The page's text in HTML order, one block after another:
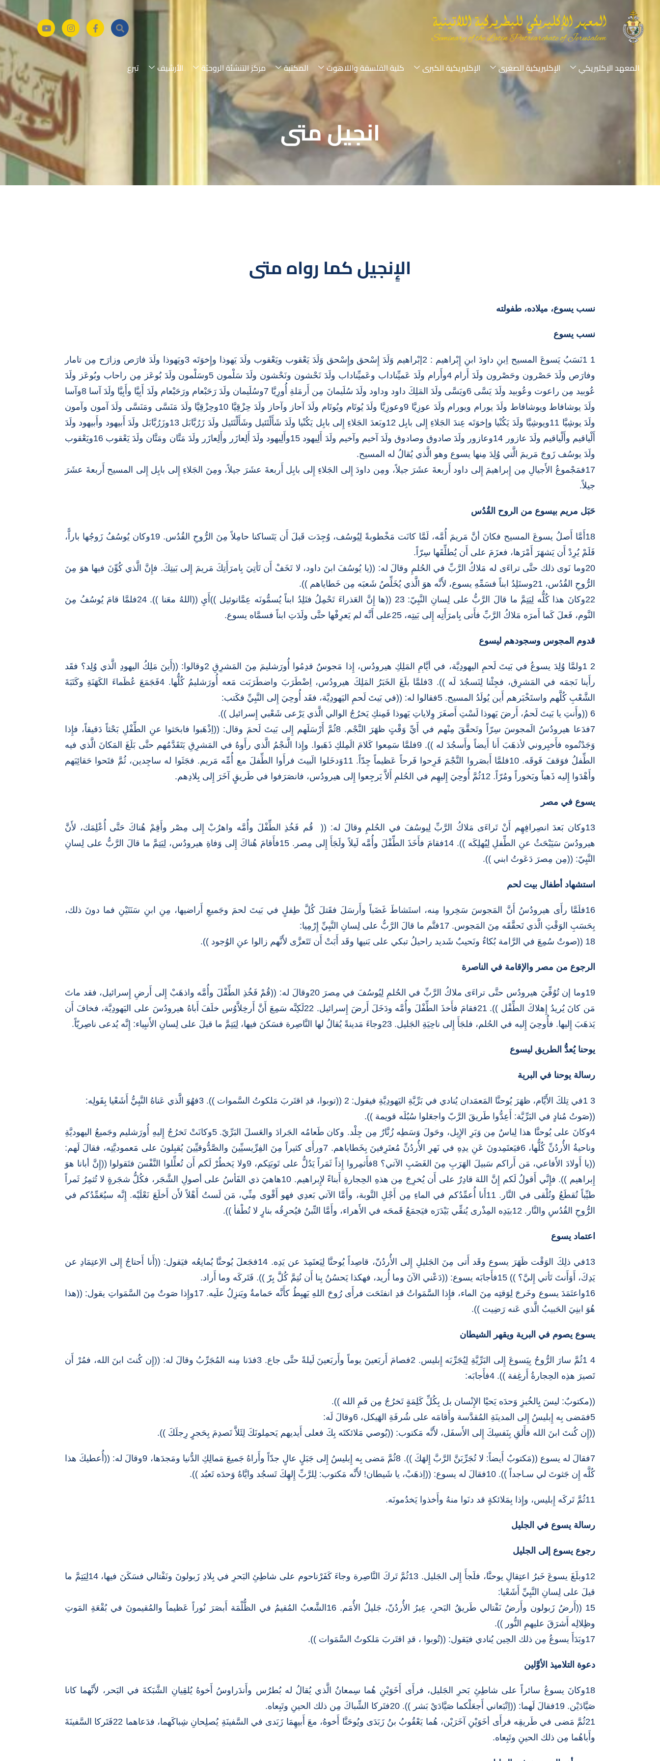
المعهد الإكليريكي الإكليريكية الصغرى الإكليريكية الكبرى كلية الفلسفة واللاهوت المكتبة مركز التنشئة الروحيّة الأرشيف تبرع
انجيل متى
الإِنجيل كما رواه متى
نسب يسوع، ميلاده، طفولته
نسب يسوع
1 1نَسَبُ يَسوعَ المسيح اِبنِ داودَ ابنِ إِبْراهيم : 2إبْراهيم وَلَدَ إِسْحق وإِسْحق وَلَدَ يَعْقوب ويَعْقوب ولَدَ يَهوذا وإِخوَتَه 3ويَهوذا ولَدَ فارَص وزارَح مِن تامار
وفارَص ولَدَ حَصْرون وحَصْرون ولَدَ أَرام 4وأَرام ولَدَ عَميِّناداب وعَميِّناداب ولَدَ نَحْشون ونَحْشون ولَدَ سَلْمون 5وسَلْمون ولَدَ بُوعَز مِن راحاب وبُوعَز ولَدَ
عُوبيد مِن راعوت وعُوبيد ولَدَ يَسَّى 6ويَسَّى ولَدَ المَلِكَ داود وداود ولَدَ سُلَيمانَ مِن أَرمَلةِ أُورِيَّا 7وسُلَيمان ولَدَ رَحَبْعام ورَحَبْعام ولَدَ أَبِيَّا وأَبِيَّا ولَدَ آسا 8وآسا
ولَدَ يوشافاط ويوشافاط ولَدَ يورام ويورام ولَدَ عوزِيَّا 9وعوزِيَّا ولَدَ يُوتَام ويُوتَام ولَدَ آحاز وآحاز ولَدَ حِزْقِيَّا 10وحِزْقِيَّا ولَدَ مَنَسَّى ومَنَسَّى ولَدَ آمون وآمون
ولَدَ يوشِيَّا 11ويوشِيَّا ولَدَ يَكُنْيا وإخوَتَه عِندَ الجَلاءِ إِلى بابِل 12وبَعدَ الجَلاءِ إِلى بابِل يَكُنْيا ولَدَ شَأَلْتَئيل وشَأَلْتَئيل ولَدَ زَرُبَّابَل 13وزَرُبَّابَل ولَدَ أَبيهود وأَبيهود ولَدَ
أَلْياقيم وأَلْياقيم ولَدَ عازور 14وعازور ولَدَ صادوق وصادوق ولَدَ آخيم وآخيم ولَدَ أَلِيهود 15وأَلِيهود ولَدَ أَلِعازَر وأَلِعازَر ولَدَ مَتَّان ومَتَّان ولَدَ يَعْقوب 16ويَعْقوب
ولَدَ يوسُف زَوجَ مَريمَ الَّتي وُلِدَ مِنها يسوع وهو الَّذي يُقالُ له المسيح.
17فمَجْموعُ الأَجيالِ مِن إِبراهيمَ إِلى داود أَربعةَ عشَرَ جيلاً، ومِن داودَ إِلى الجَلاءِ إِلى بابِل أَربعةَ عشَرَ جيلاً، ومِنَ الجَلاءِ إِلى بابِل إِلى المسيح أَربعةَ عشَرَ
جيلاً.
حَبَل مريم بيسوع من الروح القُدُس
18أَمَّا أَصلُ يسوعَ المسيح فكانَ أنَّ مَريمَ أُمَّه، لَمَّا كانَت مَخْطوبةً لِيُوسُف، وُجِدَت قَبلَ أَن يَتَساكنا حامِلاً مِنَ الرُّوحِ القُدُس. 19وكان يُوسُفُ زَوجُها باراًّ،
فَلَمْ يُرِدْ أَن يَشهَرَ أَمْرَها، فعزَمَ على أَن يُطلِّقَها سِرّاً.
20وما نَوى ذلك حتَّى تراءَى له مَلاكُ الرَّبِّ في الحُلمِ وقالَ له: ((يا يُوسُفَ ابنَ داود، لا تَخَفْ أَن تَأتِيَ بِامرَأَتِكَ مَريمَ إِلى بَيتِكَ. فإِنَّ الَّذي كُوِّنَ فيها هوَ مِنَ
الرُّوحِ القُدُس، 21وستَلِدُ ابناً فسَمِّهِ يسوع، لأَنَّه هوَ الَّذي يُخَلِّصُ شَعبَه مِن خَطاياهم )).
22وكانَ هذا كُلُّه لِيَتِمَّ ما قالَ الرَّبُّ على لِسانِ النَّبِيّ: 23 ((ها إِنَّ العَذراءَ تَحْمِلُ فتَلِدُ ابناً يُسمُّونَه عِمَّانوئيل ))أَيِ ((اللهُ معَنا )). 24فلمَّا قامَ يُوسُفُ مِنَ
النَّوم، فَعلَ كَما أَمرَه مَلاكُ الرَّبِّ فأَتى بِامرَأَتِه إِلى بَيتِه، 25على أَنَّه لم يَعرِفْها حتَّى ولَدَتِ ابناً فسمَّاه يسوع.
قدوم المجوس وسجودهم ليسوع
2 1ولمَّا وُلِدَ يسوعُ في بَيتَ لَحمِ اليهودِيَّة، في أيَّامِ المَلِكِ هيرودُس، إِذا مَجوسٌ قدِمُوا أُورَشليمَ مِنَ المَشرِقِ 2وقالوا: ((أَينَ مَلِكُ اليهودِ الَّذي وُلِد؟ فقَد
رأَينا نَجمَه في المَشرِق، فجِئْنا لِنَسجُدَ لَه )). 3فلمَّا بلَغَ الخَبَرُ المَلِكَ هيرودُس، اِضْطَرَبَ واضطَرَبَت مَعه أُورَشليمُ كُلُّها. 4فَجَمَعَ عُظَماءَ الكَهَنَةِ وكَتَبَةَ
الشَّعْبِ كُلَّهم واستَخْبَرهم أَين يُولَدُ المسيح. 5فقالوا له: ((في بَيتَ لَحمِ اليَهودِيَّة، فقَد أُوحِيَ إِلى النَّبِيِّ فكَتب:
6 ((وأَنتِ يا بَيتَ لَحمُ، أَرضَ يَهوذا لَسْتِ أَصغَرَ وِلاياتِ يَهوذا فَمِنكِ يَخرُجُ الوالي الَّذي يَرْعى شَعْبي إِسرائيل )).
7فدَعا هيرودُسُ الَمجوسَ سِرّاً وتَحقَّقَ مِنْهم في أَيِّ وَقْتٍ ظهَرَ النَّجْم. 8ثُمَّ أَرْسَلَهم إِلى بَيتَ لَحمَ وقال: ((اِذْهَبوا فابحَثوا عنِ الطِّفْلِ بَحْثاً دَقيقاً، فإِذا
وَجَدْتُموه فأَخبِروني لأذهَبَ أَنا أَيضاً وأَسجُدَ له )). 9فلمَّا سَمِعوا كَلامَ الَمِلكِ ذَهَبوا. وإِذا الَّنجْمُ الَّذي رأَوهُ في المَشرِقِ يَتَقَدَّمُهم حتَّى بَلَغَ المَكانَ الَّذي فيه
الطِّفلُ فوَقفَ فَوقَه. 10فلمَّا أَبصَروا النَّجْمَ فَرِحوا فَرحاً عَظيماً جِدّاً. 11وَدخَلوا الَبيتَ فرأَوا الطِّفلَ مع أُمِّه مَريم. فجَثَوا له ساجِدين، ثُمَّ فتَحوا حَقائِبَهم
وأَهْدَوا إِليه ذَهباً وبَخوراً ومُرّاً. 12ثُمَّ أُوحِيَ إِليهِم في الحُلمِ أَلاَّ يَرجِعوا إِلى هيرودُس، فانصَرَفوا في طَريقٍ آخَرَ إِلى بِلادِهم.
يسوع في مصر
13وكان بَعدَ انصِرافِهِم أَنْ تَراءَى مَلاكُ الرَّبِّ لِيوسُفَ في الحُلمِ وقالَ له: (( قُم فَخُذِ الطِّفْلَ وأُمَّه واهرُبْ إِلى مِصْر وأَقِمْ هُناكَ حَتَّى أُعْلِمَك، لأَنَّ
هيرودُسَ سَيَبْحَثُ عنِ الطِّفلِ لِيُهلِكَه )). 14فقامَ فأَخَذَ الطِّفْلَ وأُمَّه لَيلاً ولَجَأَ إِلى مِصر. 15فأَقامَ هُناكَ إِلى وَفاةِ هيرودُس، لِيَتِمَّ ما قالَ الرَّبُّ على لِسانِ
النَّبِيّ: ((مِن مِصرَ دَعَوتُ ابني )).
استشهاد أطفال بيت لحم
16فلَمَّا رأَى هيرودُسُ أَنَّ المَجوسَ سَخِروا مِنه، استَشاطَ غَضَباً وأَرسَلَ فقَتلَ كُلَّ طِفلٍ في بَيتَ لحمَ وجَميعِ أَراضيها، مِنِ ابنِ سَنَتَيْنِ فما دونَ ذلك،
بِحَسَبِ الوَقْتِ الَّذي تَحقَّقَه مِنَ المَجوس. 17فتَّم ما قالَ الرَّبُّ على لِسانِ النَّبِيِّ إِرْمِيا:
18 ((صوتٌ سُمِعَ في الرَّامة بُكاءٌ ونَحيبٌ شَديد راحيلُ تبكي على بَنيها وقَد أَبَتْ أَن تَتَعزَّى لأَنَّهم زالوا عنِ الوُجود )).
الرجوع من مصر والإقامة في الناصرة
19وما إن تُوُفِّيَ هيرودُس حتَّى تراءَى ملاكُ الرَّبِّ في الحُلمِ لِيُوسُفَ في مِصرَ 20وقالَ له: ((قُمْ فَخُذِ الطِّفْلَ وأُمَّه واذهَبْ إِلى أَرضِ إِسرائيل، فقد ماتَ
مَن كانَ يُريدُ إِهلاكَ الطِّفْل )). 21فقامَ فأَخذَ الطِّفْلَ وأُمَّه ودَخَلَ أَرضَ إِسرائيل. 22لَكِنَّه سَمِعَ أَنَّ أَرخِلاَّوُس خلَفَ أَباهُ هيرودُسَ على اليَهودِيَّة، فخافَ أَن
يَذهَبَ إِليها. فأُوحِيَ إِليه في الحُلم، فلجَأَ إِلى ناحِيَةِ الجَليل. 23وجاءَ مَدينةً يُقالُ لها النَّاصِرة فسَكنَ فيها، لِيَتِمَّ ما قيلَ على لِسانِ الأَنبِياء: إِنَّه يُدعى ناصِريّاً.
يوحنا يُعدُّ الطريق ليسوع
رسالة يوحنا في البرية
3 1في تِلكَ الأَيَّام، ظهَرَ يُوحنَّا المَعمَدان يُنادي في بَرِّيَّةِ اليَهودِيَّةِ فيقول: 2 ((توبوا، قدِ اقتَربَ مَلكوتُ السَّموات )). 3فهُوَ الَّذي عَناهُ النَّبِيُّ أَشَعْيا بِقَولِه:
((صَوتُ مُنادٍ في البَرِّيَّة: أَعِدُّوا طَريقَ الرَّبّ واجعَلوا سُبُلَه قويمة )).
4وكانَ على يُوحنَّا هذا لِباسٌ مِن وَبَرِ الإِبِل، وحَولَ وَسَطِه زُنَّارٌ مِن جِلْد. وكان طَعامُه الجَرادَ والعَسلَ البَرِّيّ. 5وكانَتْ تَخرُجُ إِليهِ أُورَشليم وجَميعُ اليهوديَّةِ
وناحيةُ الأُردُنِّ كُلُّها، 6فيَعتَمِدونَ عَنِ يدِهِ في نَهرِ الأُردُنِّ مُعتَرِفينَ بِخَطاياهم. 7ورأَى كثيراً مِنَ الفِرِّيسيِّينَ والصَّدُّوقيِّينَ يُقبِلونَ على مَعموديَّتِه، فقالَ لَهم:
((يا أَولادَ الأَفاعي، مَن أَراكم سَبيلَ الهَرَبِ مِنَ الغَضَبِ الآتي؟ 8فأَثمِروا إِذاً ثَمَراً يَدُلُّ على تَوبَتِكم، 9ولا يَخطُرْ لَكم أَن تُعلِّلوا النَّفْسَ فتَقولوا ((إِنَّ أبانا هوَ
إِبراهيم )). فإِنَّي أَقولُ لَكم إِنَّ اللهَ قادِرٌ على أَن يُخرِجَ مِن هذهِ الحِجارةِ أَبناءً لإِبراهيم. 10هاهيَ ذي الفَأسُ على أصولِ الشَّجَر، فكُلُّ شجَرةٍ لا تُثمِرُ ثَمراً
طيِّباً تُقطَعُ وتُلْقى في النَّار. 11أَنا أُعمِّدُكم في الماءِ مِن أَجْلِ التَّوبة، وأَمَّا الآتي بَعدِي فهو أَقْوى مِنِّي، مَن لَستُ أَهْلاً لأَن أَخلَعَ نَعْلَيْه. إِنَّه سيُعَمِّدُكم في
الرُّوحِ القُدُسِ والنَّار. 12بيَدِه المِذْرى يُنقِّي بَيْدَرَه فيَجمَعُ قَمحَه في الأَهراء، وأَمَّا التِّبنُ فيُحرِقُه بنارٍ لا تُطْفأ )).
اعتماد يسوع
13في ذلِكَ الوَقْت ظَهَرَ يسوع وقَد أَتى مِنَ الجَليلِ إِلى الأُردُنّ، قاصِداً يُوحنَّا لِيَعتَمِدَ عن يَدِه. 14فجَعلَ يُوحنَّا يُمانِعُه فيَقول: ((أَنا أَحتاجُ إِلى الاِعتِمَادِ عن
يَدِكَ، أَوَأَنتَ تَأتي إِليَّ؟ )) 15فأَجابَه يسوع: ((دَعْني الآنَ وما أُريد، فهكذا يَحسُنُ بِنا أَن نُتِمَّ كُلَّ بِرّ )). فَتَركَه وما أَراد.
16واعتَمَدَ يسوع وخَرجَ لِوَقتِه مِنَ الماء، فإِذا السَّمَواتُ قدِ انفتَحَت فرأَى رُوحَ اللهِ يَهبِطُ كأَنَّه حَمامةٌ ويَنزِلُ علَيه. 17وإِذا صَوتٌ مِنَ السَّمَواتِ يقول: ((هذا
هُوَ ابنِيَ الحَبيبُ الَّذي عَنه رَضِيت )).
يسوع يصوم في البرية ويقهر الشيطان
4 1ثُمَّ سارَ الرُّوحُ بِيَسوعَ إِلى البَرِّيَّةِ لِيُجَرِّبَه إِبليس. 2فصامَ أَربَعينَ يوماً وأَربَعينَ لَيلةً حتَّى جاع. 3فدَنا مِنه المُجَرِّبُ وقالَ له: ((إِن كُنتَ ابنَ الله، فمُرْ أَن
تَصيرَ هذِه الحِجارةُ أَرغِفة )). 4فأَجابَه:
((مكتوبٌ: ليسَ بِالخُبزِ وَحدَه يَحيْا الإِنْسان بل بِكُلِّ كَلِمَةٍ تَخرُجُ مِن فَمِ الله )).
5فمَضى بِه إِبليسُ إِلى المدينَةِ المُقدَّسة وأَقامَه على شُرفَةِ الهَيكل، 6وقالَ لَه:
((إِن كُنتَ ابنَ الله فأَلقِ بِنَفسِكَ إِلى الأَسفَل، لأَنَّه مَكتوب: ((يُوصي مَلائكتَه بِكَ فعلى أَيديهم يَحمِلونَكَ لِئَلاَّ تَصدِمَ بِحَجرٍ رِجلَكَ )).
7فقالَ له يسوع ((مَكتوبٌ أَيضاً: لا تُجَرِّبَنَّ الرَّبَّ إِلهَكَ )). 8ثُمَّ مَضى بِه إِبليسُ إِلى جَبَلٍ عالٍ جدّاً وأَراهُ جَميعَ مَمالِكِ الدُّنيا ومَجدَها، 9وقالَ له: ((أُعطيكَ هذا
كُلَّه إِن جَثوتَ لي سـاجداً )). 10فقالَ له يسوع: ((اِذهَبْ، يا شَيطان! لأَنَّه مَكتوب: لِلرَّبِّ إِلهِكَ تَسجُد وايَّاهُ وَحدَه تَعبُد )).
11ثُمَّ تَركَه إِبليس، وإِذا بِمَلائكةٍ قد دنَوا منهُ وأَخذوا يَخدُمونَه.
رسالة يسوع في الجليل
رجوع يسوع إلى الجليل
12وبلَغَ يسوعَ خَبرُ اعتِقالِ يوحنَّا، فلَجأَ إِلى الجَليل. 13ثُمَّ تَركَ النَّاصِرة وجاءَ كَفَرْناحوم على شاطِئِ البَحرِ في بِلادِ زَبولونَ ونَفْتالي فسَكَنَ فيها، 14لِيَتِمَّ ما
قيلَ على لِسانِ النَّبِيِّ أَشَعْيا:
15 ((أَرضُ زَبولون وأَرضُ نَفْتالي طَريقُ البَحرِ، عِبرُ الأُردُنّ، جَليلُ الأُمَم. 16الشَّعبُ المُقيمُ في الظُّلْمَة أَبصَرَ نُوراً عَظيماً والمُقيمونَ في بُقْعَةِ المَوتِ
وظِلالِه أَشرَقَ عليهمِ النُّور )).
17وبَدَأَ يسوعُ مِن ذلك الحِين يُنادي فيَقول: ((تُوبوا ، قدِ اقتَربَ مَلكوتُ السَّمَوات )).
دعوة التلاميذ الأوَّلين
18وكانَ يسوعُ سائراً على شاطِئِ بَحرِ الجَليل، فرأَى أَخَوَيْنِ هُما سِمعانُ الَّذي يُقالُ له بُطرُس وأَندَراوسُ أَخوهُ يُلقِيانِ الشَّبَكةَ في البَحر، لأَنَّهما كانا
صَيَّادَيْن. 19فقالَ لَهما: ((اِتْبَعاني أَجعَلْكما صَيَّادَيْ بَشر )). 20فتَركا الشِّباكَ مِن ذلك الحينِ وتَبِعاه.
21ثُمَّ مَضى في طَريقِه فرأَى أخَوَيْنِ آخَرَيْن، هُما يَعْقُوبُ بنُ زَبَدَى ويُوحَنَّا أَخوهُ، معَ أَبيهِمَا زَبَدى في السَّفينَةِ يُصلِحانِ شِباكَهما، فدَعاهما 22فَتَركا السَّفينَةَ
وأَباهُما مِن ذلك الحينِ وتَبِعاه.